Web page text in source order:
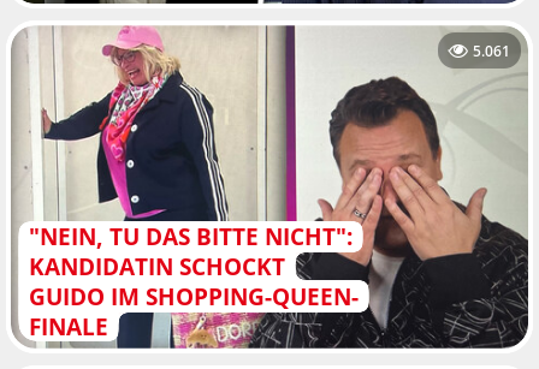
"NEIN, TU DAS BITTE NICHT":
KANDIDATIN SCHOCKT
GUIDO IM SHOPPING-QUEEN-
FINALE
5.061